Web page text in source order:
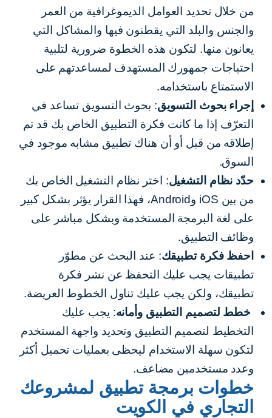
من خلال تحديد العوامل الديموغرافية من العمر
والجنس والبلد التي يقطنون فيها والمشاكل التي
يعانون منها. لتكون هذه الخطوة ضرورية لتلبية
احتياجات جمهورك المستهدف لمساعدتهم على
الاستمتاع باستخدامه.
إجراء بحوث التسويق: بحوث التسويق تساعد في
التعرّف إذا ما كانت فكرة التطبيق الخاص بك قد تم
إطلاقه من قبل أو أن هناك تطبيق مشابه موجود في
السوق.
حدّد نظام التشغيل: اختر نظام التشغيل الخاص بك
من بين iOS وAndroid، فهذا القرار يؤثر بشكل كبير
على لغة البرمجة المستخدمة وبشكل مباشر على
وظائف التطبيق.
احفظ فكرة تطبيقك: عند البحث عن مطوّر
تطبيقات يجب عليك التحفظ عن نشر فكرة
تطبيقك، ولكن يجب عليك تناول الخطوط العريضة.
خطط لتصميم التطبيق وأمانه: يجب عليك
التخطيط لتصميم التطبيق وتحديد واجهة المستخدم
لتكون سهلة الاستخدام ليحظى بعمليات تحميل أكثر
وعدد مستخدمين مضاعف.
خطوات برمجة تطبيق لمشروعك
التجاري في الكويت